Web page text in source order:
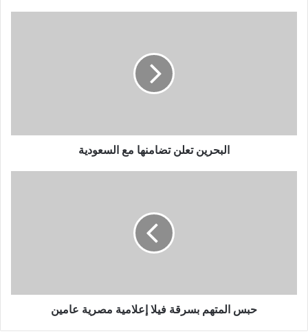
البحرين تعلن تضامنها مع السعودية
حبس المتهم بسرقة فيلا إعلامية مصرية عامين